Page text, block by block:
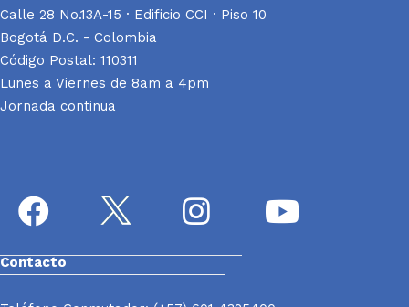
Calle 28 No.13A-15 · Edificio CCI · Piso 10
Bogotá D.C. - Colombia
Código Postal: 110311
Lunes a Viernes de 8am a 4pm
Jornada continua
Contacto